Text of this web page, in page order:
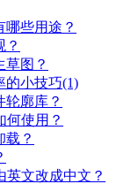
哪些用途？
？
草图？
的小技巧(1)
轮廓库？
何使用？
载？
英文改成中文？